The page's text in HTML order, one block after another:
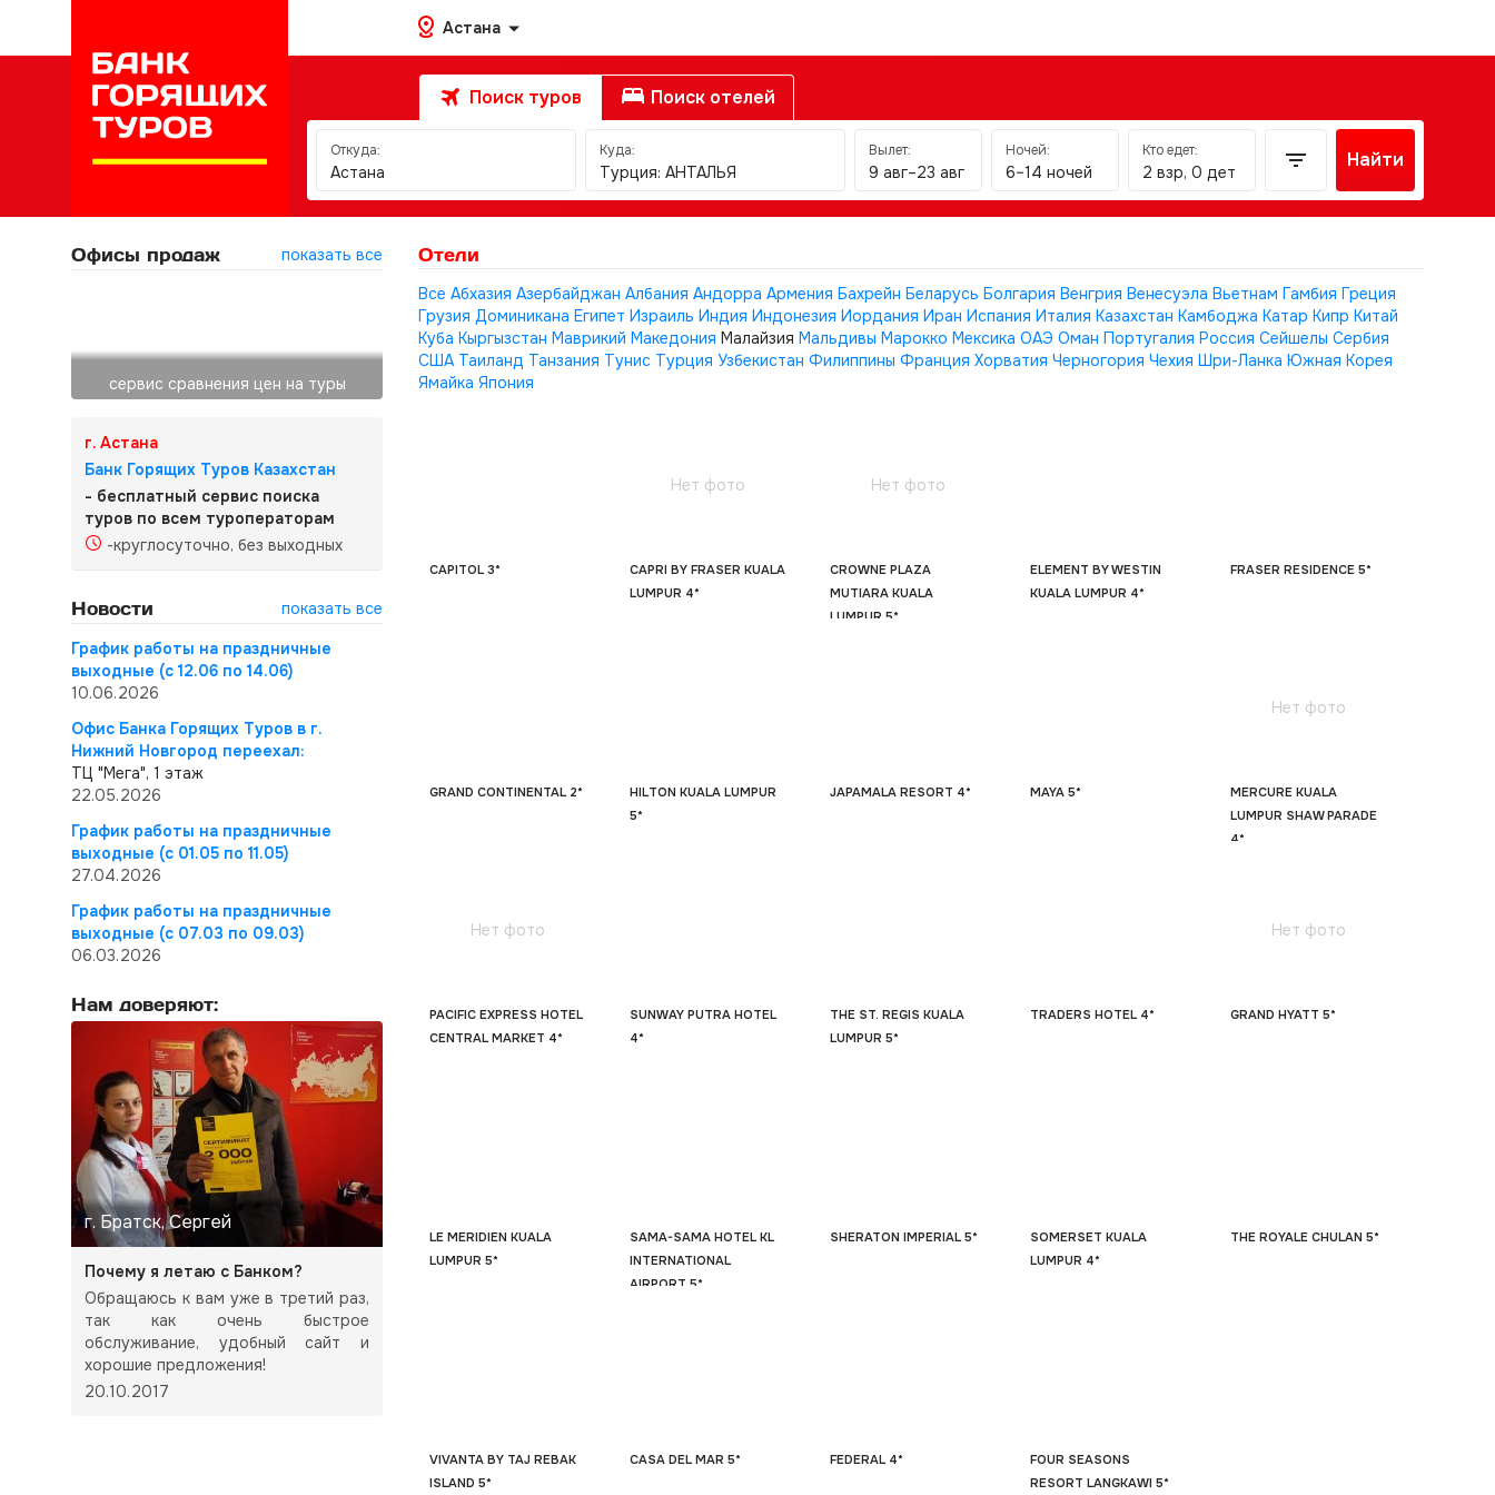
Астана
Поиск туров Поиск отелей
Откуда:
Астана
Куда:
Турция: АНТАЛЬЯ
Вылет:
9 авг–23 авг
Ночей:
6–14 ночей
Кто едет:
2 взр, 0 дет
Найти
Офисы продаж показать все
сервис сравнения цен на туры
г. Астана
Банк Горящих Туров Казахстан
- бесплатный сервис поиска
туров по всем туроператорам
-круглосуточно, без выходных
Новости
показать все
График работы на праздничные
выходные (с 12.06 по 14.06)
10.06.2026
Офис Банка Горящих Туров в г.
Нижний Новгород переехал:
ТЦ "Мега", 1 этаж
22.05.2026
График работы на праздничные
выходные (с 01.05 по 11.05)
27.04.2026
График работы на праздничные
выходные (с 07.03 по 09.03)
06.03.2026
Нам доверяют:
г. Братск, Сергей
Почему я летаю с Банком?
Обращаюсь к вам уже в третий раз,
так как очень быстрое
обслуживание, удобный сайт и
хорошие предложения!
20.10.2017
Отели
Все Абхазия Азербайджан Албания Андорра Армения Бахрейн Беларусь Болгария Венгрия Венесуэла Вьетнам Гамбия Греция
Грузия Доминикана Египет Израиль Индия Индонезия Иордания Иран Испания Италия Казахстан Камбоджа Катар Кипр Китай
Куба Кыргызстан Маврикий Македония Малайзия Мальдивы Марокко Мексика ОАЭ Оман Португалия Россия Сейшелы Сербия
США Таиланд Танзания Тунис Турция Узбекистан Филиппины Франция Хорватия Черногория Чехия Шри-Ланка Южная Корея
Ямайка Япония
CAPITOL 3*
Нет фото
CAPRI BY FRASER KUALA
LUMPUR 4*
Нет фото
CROWNE PLAZA
MUTIARA KUALA
LUMPUR 5*
ELEMENT BY WESTIN
KUALA LUMPUR 4*
FRASER RESIDENCE 5*
GRAND CONTINENTAL 2*
HILTON KUALA LUMPUR
5*
JAPAMALA RESORT 4* MAYA 5*
Нет фото
MERCURE KUALA
LUMPUR SHAW PARADE
4*
Нет фото
PACIFIC EXPRESS HOTEL
CENTRAL MARKET 4*
SUNWAY PUTRA HOTEL
4*
THE ST. REGIS KUALA
LUMPUR 5*
TRADERS HOTEL 4*
Нет фото
GRAND HYATT 5*
LE MERIDIEN KUALA
LUMPUR 5*
SAMA-SAMA HOTEL KL
INTERNATIONAL
AIRPORT 5*
SHERATON IMPERIAL 5*
SOMERSET KUALA
LUMPUR 4*
THE ROYALE CHULAN 5*
VIVANTA BY TAJ REBAK
ISLAND 5*
CASA DEL MAR 5* FEDERAL 4*
FOUR SEASONS
RESORT LANGKAWI 5*